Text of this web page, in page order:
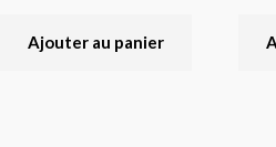
Ajouter au panier